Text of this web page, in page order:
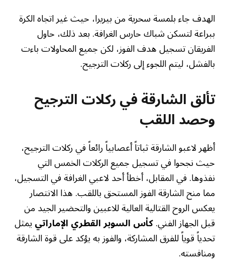
الهدف جاء بلمسة سحرية من بيريرا، حيث غير اتجاه الكرة
ببراعة لتسكن شباك حارس الغرافة. بعد ذلك، حاول
الفريقان تسجيل هدف الفوز، لكن جميع المحاولات باءت
بالفشل، ليتم اللجوء إلى ركلات الترجيح.
تألق الشارقة في ركلات الترجيح
وحصد اللقب
أظهر لاعبو الشارقة ثباتاً أعصابياً رائعاً في ركلات الترجيح،
حيث نجحوا في تسجيل جميع الركلات الخمس التي
نفذوها. في المقابل، أخطأ أحد لاعبي الغرافة في التسجيل،
مما منح الشارقة الفوز المستحق باللقب. هذا الانتصار
يعكس الروح القتالية العالية للاعبين والتحضير الجيد من
قبل الجهاز الفني.كأس السوبر القطري الإماراتييمثل
تحدياً قوياً للفرق المشاركة، والفوز به يؤكد على قوة الشارقة
ومنافسته.